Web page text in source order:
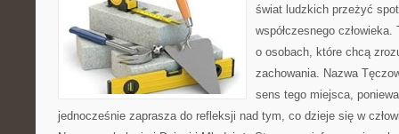
świat ludzkich przeżyć
współczesnego
o osobach, które chcą
zachowania. Nazwa
sens tego miejsca,
jednocześnie zaprasza do refleksji nad tym, co dzieje się w